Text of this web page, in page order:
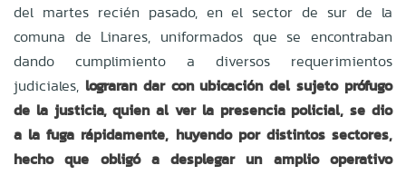
del martes recién pasado, en el sector de sur de la
comuna de Linares, uniformados que se encontraban
dando cumplimiento a diversos requerimientos
judiciales, lograran dar con ubicación del sujeto prófugo
de la justicia, quien al ver la presencia policial, se dio
a la fuga rápidamente, huyendo por distintos sectores,
hecho que obligó a desplegar un amplio operativo